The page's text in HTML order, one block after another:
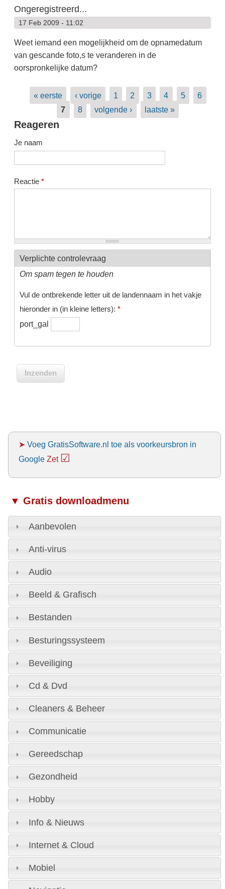
Ongeregistreerd...
17 Feb 2009 - 11:02
Weet iemand een mogelijkheid om de opnamedatum
van gescande foto,s te veranderen in de
oorspronkelijke datum?
Pagina's
« eerste ‹ vorige 1 2 3 4 5
6
7
8 volgende › laatste »
Reageren
Je naam
Reactie *
Verplichte controlevraag
Om spam tegen te houden
Vul de ontbrekende letter uit de landennaam in het vakje
hieronder in (in kleine letters): *
port_gal
➤ Voeg GratisSoftware.nl toe als voorkeursbron in
Google Zet ☑
▼ Gratis downloadmenu
Aanbevolen
Anti-virus
Audio
Beeld & Grafisch
Bestanden
Besturingssysteem
Beveiliging
Cd & Dvd
Cleaners & Beheer
Communicatie
Gereedschap
Gezondheid
Hobby
Info & Nieuws
Internet & Cloud
Mobiel